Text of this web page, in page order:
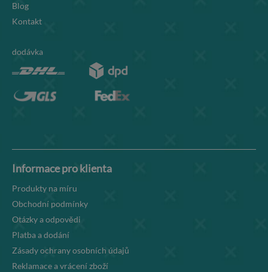
Blog
Kontakt
dodávka
Informace pro klienta
Produkty na míru
Obchodní podmínky
Otázky a odpovědi
Platba a dodání
Zásady ochrany osobních údajů
Reklamace a vrácení zboží